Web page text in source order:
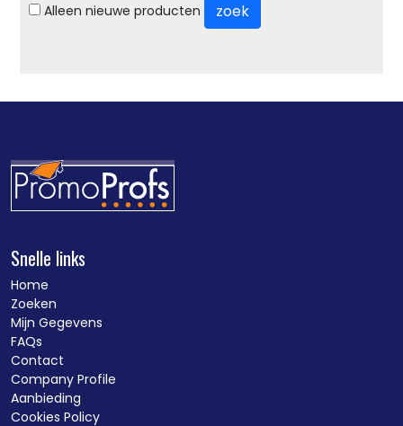
Alleen nieuwe producten zoek
Snelle links
Home
Zoeken
Mijn Gegevens
FAQs
Contact
Company Profile
Aanbieding
Cookies Policy